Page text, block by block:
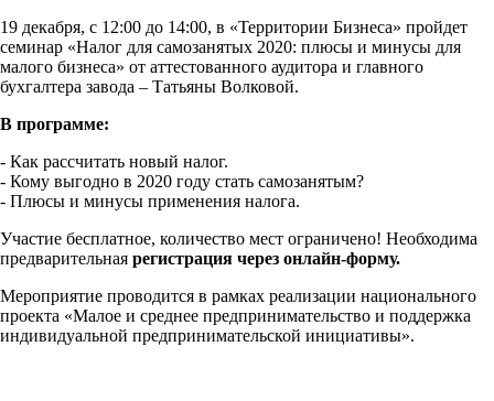
19 декабря, с 12:00 до 14:00, в «Территории Бизнеса» пройдет
семинар «Налог для самозанятых 2020: плюсы и минусы для
малого бизнеса» от аттестованного аудитора и главного
бухгалтера завода – Татьяны Волковой.
В программе:
- Как рассчитать новый налог.
- Кому выгодно в 2020 году стать самозанятым?
- Плюсы и минусы применения налога.
Участие бесплатное, количество мест ограничено! Необходима
предварительная регистрация через онлайн-форму.
Мероприятие проводится в рамках реализации национального
проекта «Малое и среднее предпринимательство и поддержка
индивидуальной предпринимательской инициативы».